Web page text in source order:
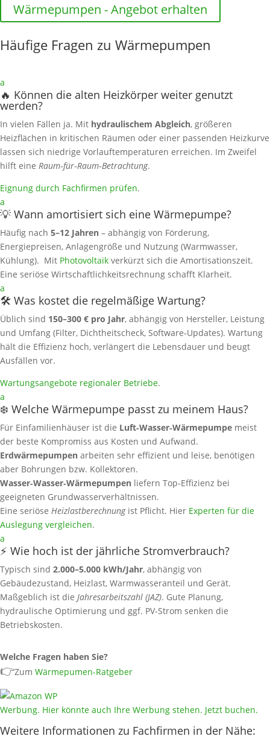
Wärmepumpen - Angebot erhalten
Häufige Fragen zu Wärmepumpen
a
🔥 Können die alten Heizkörper weiter genutzt
werden?
In vielen Fällen ja. Mit hydraulischem Abgleich, größeren
Heizflächen in kritischen Räumen oder einer passenden Heizkurve
lassen sich niedrige Vorlauftemperaturen erreichen. Im Zweifel
hilft eine Raum‑für‑Raum‑Betrachtung.
Eignung durch Fachfirmen prüfen.
a
💡 Wann amortisiert sich eine Wärmepumpe?
Häufig nach 5–12 Jahren – abhängig von Förderung,
Energiepreisen, Anlagengröße und Nutzung (Warmwasser,
Kühlung). Mit Photovoltaik verkürzt sich die Amortisationszeit.
Eine seriöse Wirtschaftlichkeitsrechnung schafft Klarheit.
a
🛠️ Was kostet die regelmäßige Wartung?
Üblich sind 150–300 € pro Jahr, abhängig von Hersteller, Leistung
und Umfang (Filter, Dichtheitscheck, Software‑Updates). Wartung
hält die Effizienz hoch, verlängert die Lebensdauer und beugt
Ausfällen vor.
Wartungsangebote regionaler Betriebe.
a
❄️ Welche Wärmepumpe passt zu meinem Haus?
Für Einfamilienhäuser ist die Luft‑Wasser‑Wärmepumpe meist
der beste Kompromiss aus Kosten und Aufwand.
Erdwärmepumpen arbeiten sehr effizient und leise, benötigen
aber Bohrungen bzw. Kollektoren.
Wasser‑Wasser‑Wärmepumpen liefern Top‑Effizienz bei
geeigneten Grundwasserverhältnissen.
Eine seriöse Heizlastberechnungist Pflicht. Hier Experten für die
Auslegung vergleichen.
a
⚡ Wie hoch ist der jährliche Stromverbrauch?
Typisch sind 2.000–5.000 kWh/Jahr, abhängig von
Gebäudezustand, Heizlast, Warmwasseranteil und Gerät.
Maßgeblich ist die Jahresarbeitszahl (JAZ). Gute Planung,
hydraulische Optimierung und ggf. PV‑Strom senken die
Betriebskosten.
Welche Fragen haben Sie?
👉Zum Wärmepumen-Ratgeber
Werbung. Hier könnte auch Ihre Werbung stehen. Jetzt buchen.
Weitere Informationen zu Fachfirmen in der Nähe: